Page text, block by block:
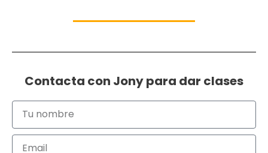
Contacta con Jony para dar clases